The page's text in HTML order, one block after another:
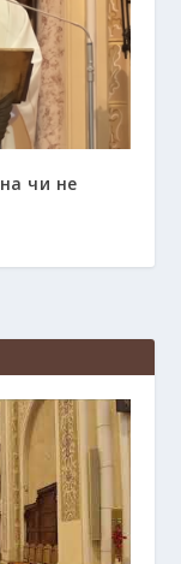
чи не